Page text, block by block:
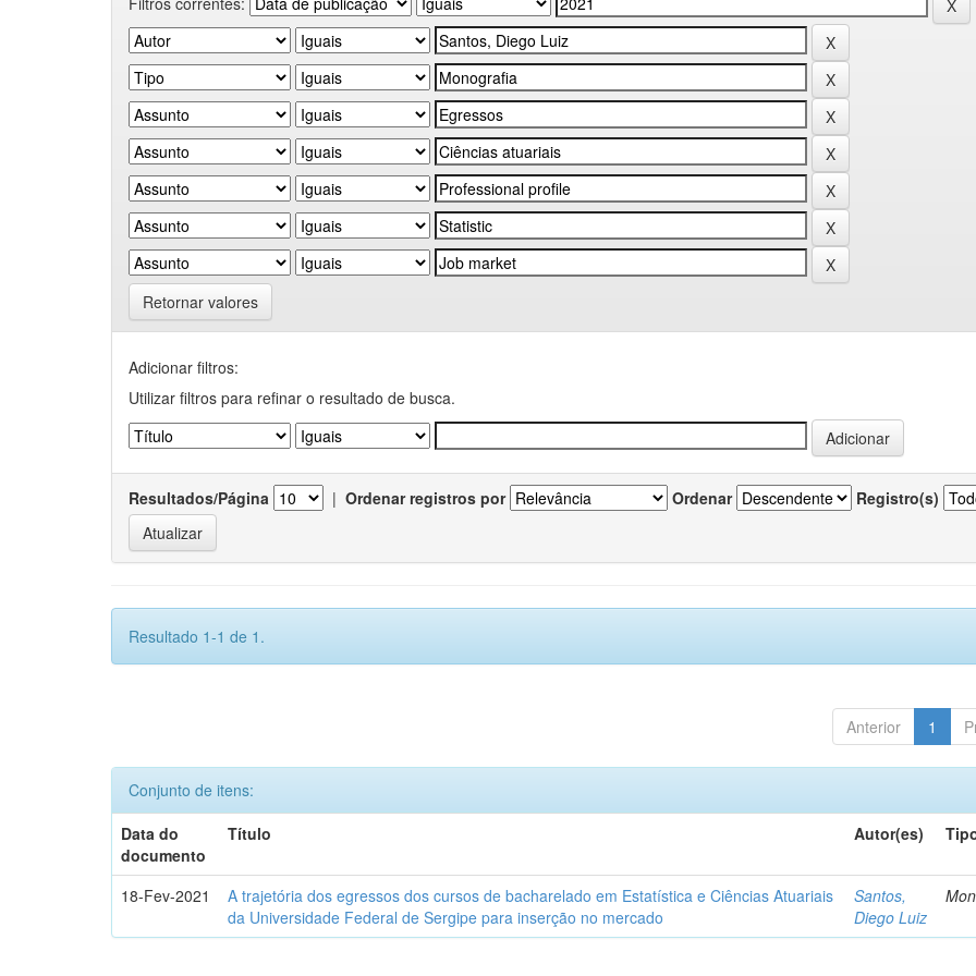
Retornar valores
Adicionar filtros:
Utilizar filtros para refinar o resultado de busca.
Resultados/Página | Ordenar registros por Ordenar Registro(s)
Resultado 1-1 de 1.
Anterior 1
Conjunto de itens:
Data do
documento
Título Autor(es)
18-Fev-2021
A trajetória dos egressos dos cursos de bacharelado em Estatística e Ciências Atuariais
da Universidade Federal de Sergipe para inserção no mercado
Santos,
Diego Luiz